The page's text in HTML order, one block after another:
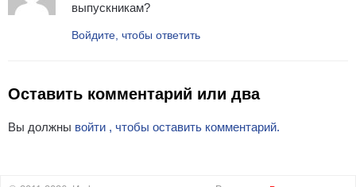
выпускникам?
Войдите, чтобы ответить
Оставить комментарий или два
Вы должны войти , чтобы оставить комментарий.